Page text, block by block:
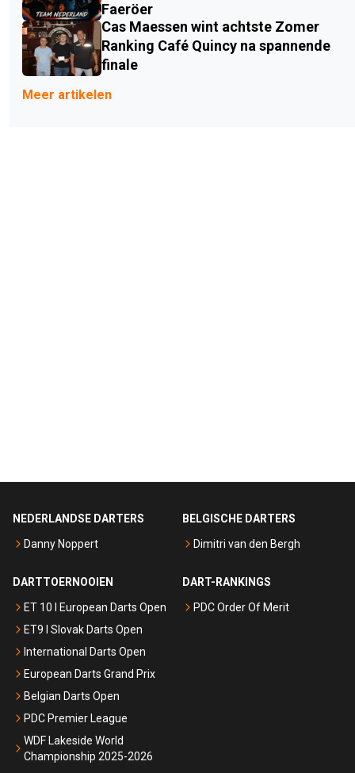
Faeröer
Cas Maessen wint achtste Zomer
Ranking Café Quincy na spannende
finale
Meer artikelen
NEDERLANDSE DARTERS
Danny Noppert
BELGISCHE DARTERS
Dimitri van den Bergh
DARTTOERNOOIEN
ET 10 I European Darts Open
ET9 I Slovak Darts Open
International Darts Open
European Darts Grand Prix
Belgian Darts Open
PDC Premier League
WDF Lakeside World
Championship 2025-2026
DART-RANKINGS
PDC Order Of Merit